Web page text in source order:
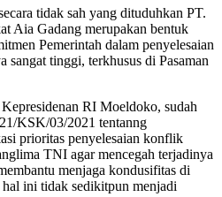
tidak sah yang dituduhkan PT.
Aia Gadang merupakan bentuk
Pemerintah dalam penyelesaian
tinggi, terkhusus di Pasaman
RI Moeldoko, sudah
KSK/03/2021 tentanng
prioritas penyelesaian konflik
TNI agar mencegah terjadinya
menjaga kondusifitas di
ini tidak sedikitpun menjadi